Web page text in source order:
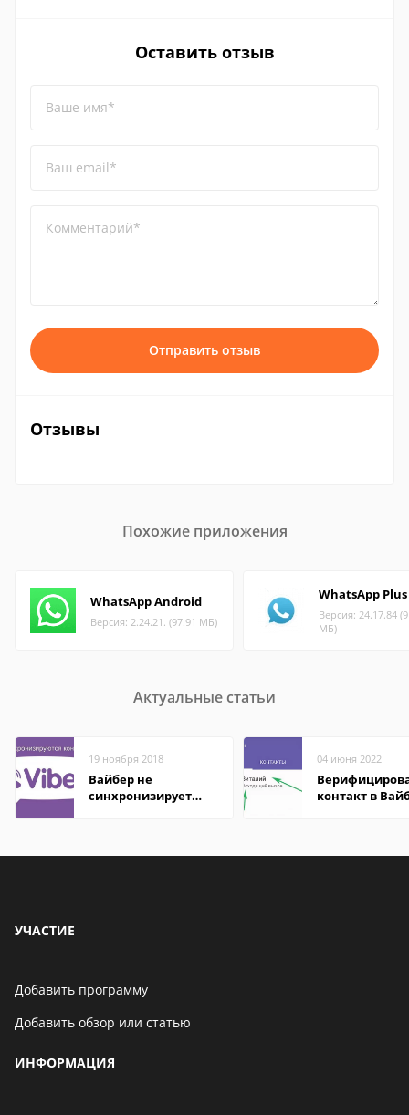
Оставить отзыв
Ваше имя*
Ваш email*
Комментарий*
Отправить отзыв
Отзывы
Похожие приложения
WhatsApp Android
Версия: 2.24.21. (97.91 МБ)
WhatsApp Plus
Версия: 24.17.84
МБ)
Актуальные статьи
19 ноября 2018
Вайбер не
синхронизирует
04 июня 2022
контакт в
УЧАСТИЕ
Добавить программу
Добавить обзор или статью
ИНФОРМАЦИЯ